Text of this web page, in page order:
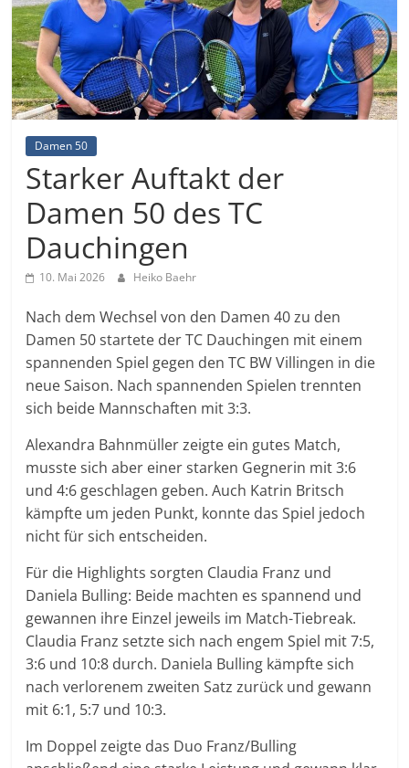
Damen 50
Starker Auftakt der
Damen 50 des TC
Dauchingen
10. Mai 2026 Heiko Baehr
Nach dem Wechsel von den Damen 40 zu den
Damen 50 startete der TC Dauchingen mit einem
spannenden Spiel gegen den TC BW Villingen in die
neue Saison. Nach spannenden Spielen trennten
sich beide Mannschaften mit 3:3.
Alexandra Bahnmüller zeigte ein gutes Match,
musste sich aber einer starken Gegnerin mit 3:6
und 4:6 geschlagen geben. Auch Katrin Britsch
kämpfte um jeden Punkt, konnte das Spiel jedoch
nicht für sich entscheiden.
Für die Highlights sorgten Claudia Franz und
Daniela Bulling: Beide machten es spannend und
gewannen ihre Einzel jeweils im Match-Tiebreak.
Claudia Franz setzte sich nach engem Spiel mit 7:5,
3:6 und 10:8 durch. Daniela Bulling kämpfte sich
nach verlorenem zweiten Satz zurück und gewann
mit 6:1, 5:7 und 10:3.
Im Doppel zeigte das Duo Franz/Bulling